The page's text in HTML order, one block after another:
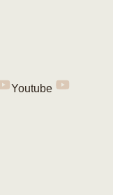
Youtube